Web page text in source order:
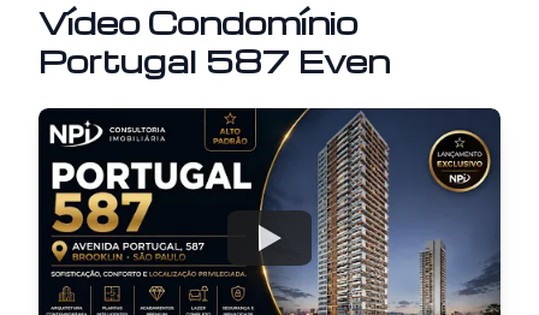
Vídeo Condomínio
Portugal 587 Even
Watch